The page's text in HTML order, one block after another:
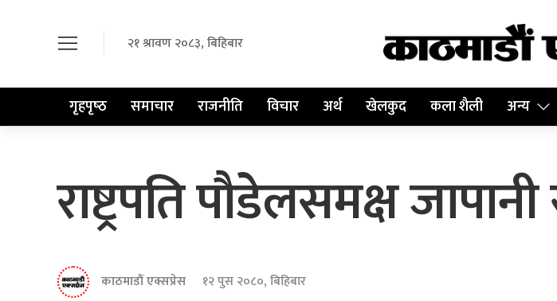
२१ श्रावण २०८३, बिहिबार
गृहपृष्‍ठ समाचार राजनीति विचार अर्थ खेलकुद कला शैली अन्य
राष्ट्रपति पौडेलसमक्ष
काठमाडौं एक्सप्रेस १२ पुस २०८०, बिहिबार